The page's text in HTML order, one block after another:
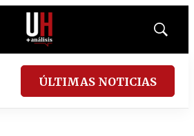
Mostrar
ÚLTIMAS NOTICIAS